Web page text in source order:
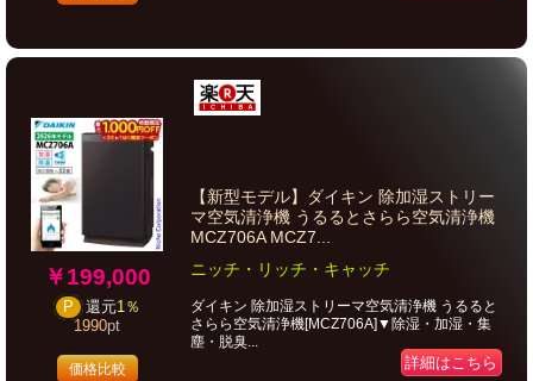
￥199,000
P 還元1％
1990pt
価格比較
【新型モデル】ダイキン 除加湿ストリー
マ空気清浄機 うるるとさらら空気清浄機
MCZ706A MCZ7...
ニッチ・リッチ・キャッチ
ダイキン 除加湿ストリーマ空気清浄機 うるると
さらら空気清浄機[MCZ706A]▼除湿・加湿・集
塵・脱臭...
詳細はこちら